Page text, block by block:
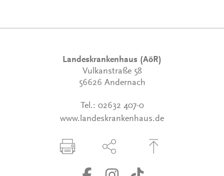
Landeskrankenhaus (AöR)
Vulkanstraße 58
56626 Andernach
Tel.: 02632 407-0
www.landeskrankenhaus.de